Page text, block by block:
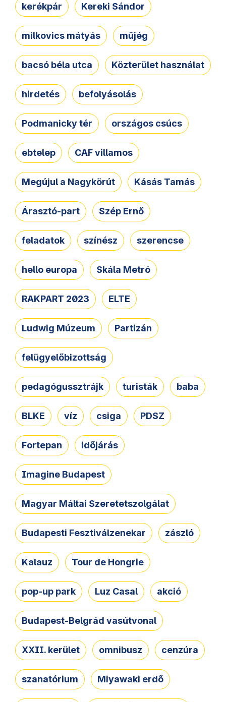
kerékpár Kereki Sándor
milkovics mátyás műjég
bacsó béla utca Közterület használat
hirdetés befolyásolás
Podmanicky tér országos csúcs
ebtelep CAF villamos
Megújul a Nagykörút Kásás Tamás
Árasztó-part Szép Ernő
feladatok színész szerencse
hello europa Skála Metró
RAKPART 2023 ELTE
Ludwig Múzeum Partizán
felügyelőbizottság
pedagógussztrájk turisták baba
BLKE víz csiga PDSZ
Fortepan időjárás
Imagine Budapest
Magyar Máltai Szeretetszolgálat
Budapesti Fesztiválzenekar zászló
Kalauz Tour de Hongrie
pop-up park Luz Casal akció
Budapest-Belgrád vasútvonal
XXII. kerület omnibusz cenzúra
szanatórium Miyawaki erdő